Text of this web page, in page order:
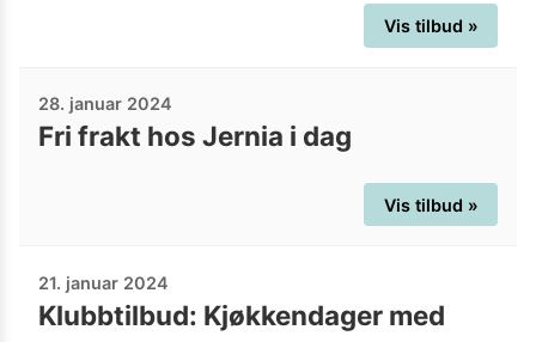
Vis tilbud »
28. januar 2024
Fri frakt hos Jernia i dag
Vis tilbud »
21. januar 2024
Klubbtilbud: Kjøkkendager med